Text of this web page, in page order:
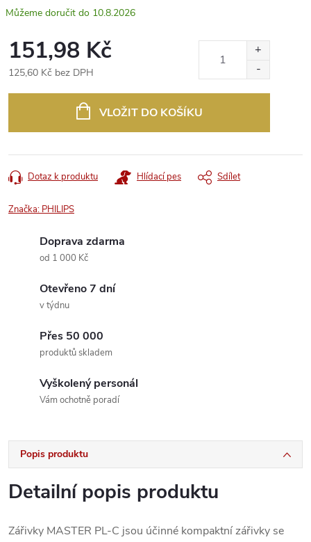
10.8.2026
151,98 Kč
125,60 Kč bez DPH
VLOŽIT DO KOŠÍKU
Dotaz k produktu Hlídací pes Sdílet
Značka: PHILIPS
Doprava zdarma
od 1 000 Kč
Otevřeno 7 dní
v týdnu
Přes 50 000
produktů skladem
Vyškolený personál
Vám ochotně poradí
Popis produktu
Detailní popis produktu
Zářivky MASTER PL-C jsou účinné kompaktní zářivky se